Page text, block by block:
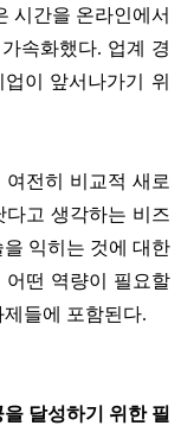
시간을 온라인에서
속화했다. 업계 경
이 앞서나가기 위
전히 비교적 새로
고 생각하는 비즈
익히는 것에 대한
어떤 역량이 필요할
들에 포함된다.
달성하기 위한 필